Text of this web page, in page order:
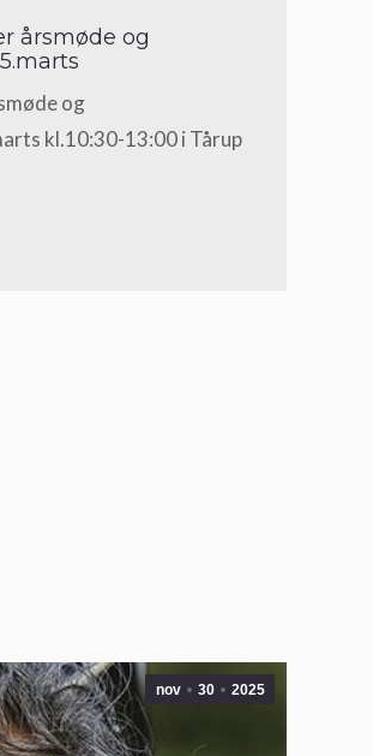
årsmøde og
og
kl.10:30-13:00 i Tårup
nov 30 2025